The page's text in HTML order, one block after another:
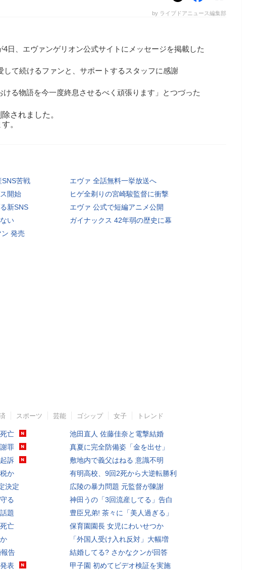
by ライブドアニュース編集部
4日、エヴァンゲリオン公式サイトにメッセージを掲載した
して続けるファンと、サポートするスタッフに感謝
ける物語を今一度終息させるべく頑張ります」とつづった
されました。
。
SNS苦戦
エヴァ 全話無料一挙放送へ
開始
ヒゲ全剃りの宮崎駿監督に衝撃
新SNS
エヴァ 公式で短編アニメ公開
い
ガイナックス 42年弱の歴史に幕
発売
スポーツ 芸能 ゴシップ 女子 トレンド
亡
罪
訴
か
決定
る
題
亡
告
表
池田直人 佐藤佳奈と電撃結婚
真夏に完全防備姿「金を出せ」
敷地内で義父はねる 意識不明
有明高校、9回2死から大逆転勝利
広陵の暴力問題 元監督が陳謝
神田うの「3回流産してる」告白
豊臣兄弟! 茶々に「美人過ぎる」
保育園園長 女児にわいせつか
「外国人受け入れ反対」大幅増
結婚してる? さかなクンが回答
甲子園 初めてビデオ検証を実施